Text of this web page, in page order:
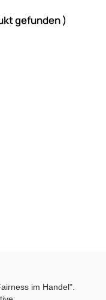
im Handel".